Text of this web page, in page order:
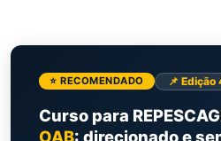
⭐ RECOMENDADO 📌 Edição
Curso para
OAB: direcionado e